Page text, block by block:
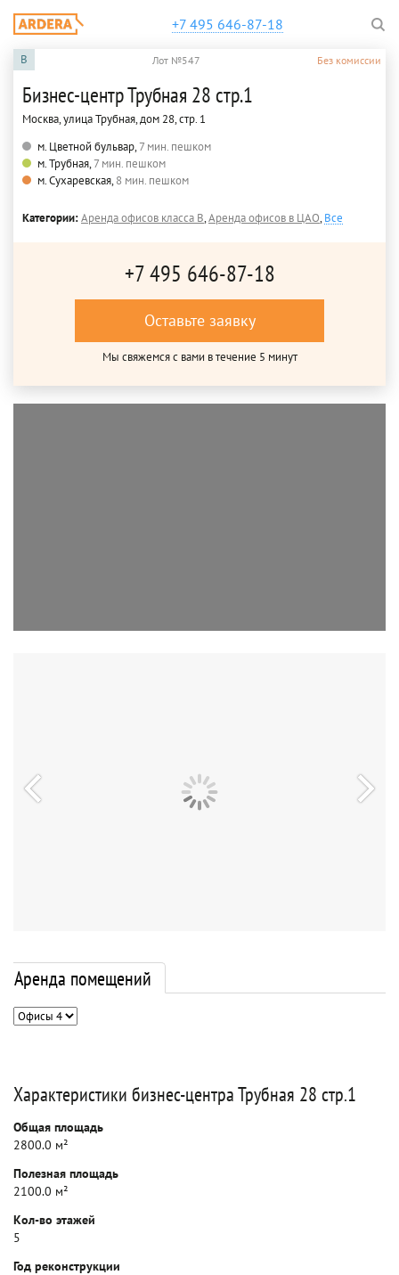
+7 495 646-87-18
B Лот №547 Без комиссии
Бизнес-центр Трубная 28 стр.1
Москва, улица Трубная, дом 28, стр. 1
м. Цветной бульвар,7 мин. пешком
м. Трубная,7 мин. пешком
м. Сухаревская,8 мин. пешком
Категории:Аренда офисов класса B,Аренда офисов в ЦАО,Все
+7 495 646-87-18
Оставьте заявку
Мы свяжемся с вами в течение 5 минут
Аренда помещений
Характеристики бизнес-центра Трубная 28 стр.1
Общая площадь
2800.0 м²
Полезная площадь
2100.0 м²
Кол-во этажей
5
Год реконструкции